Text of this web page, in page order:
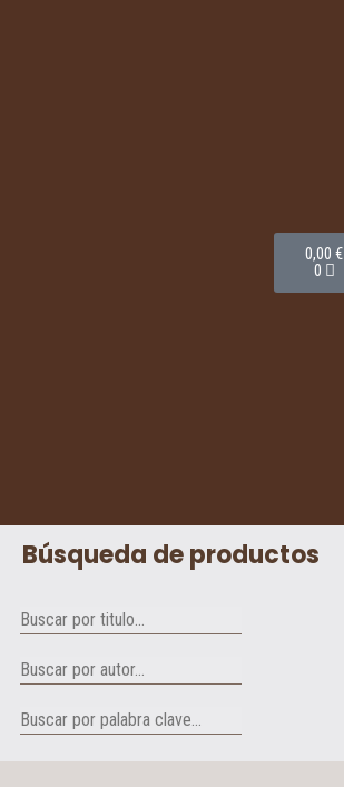
0,00€
0
Búsqueda de productos